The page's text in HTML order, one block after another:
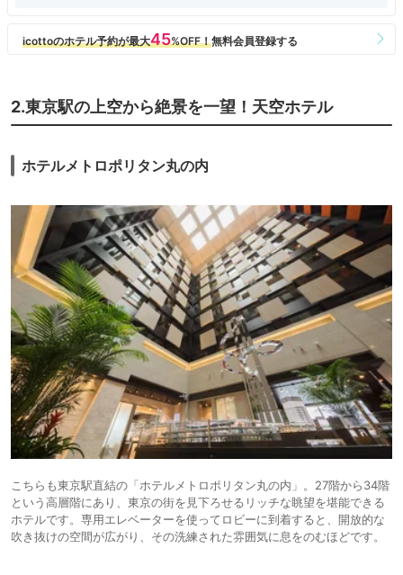
2.東京駅の上空から絶景を一望！天空ホテル
ホテルメトロポリタン丸の内
こちらも東京駅直結の「ホテルメトロポリタン丸の内」。27階から34階
という高層階にあり、東京の街を見下ろせるリッチな眺望を堪能できる
ホテルです。専用エレベーターを使ってロビーに到着すると、開放的な
吹き抜けの空間が広がり、その洗練された雰囲気に息をのむほどです。